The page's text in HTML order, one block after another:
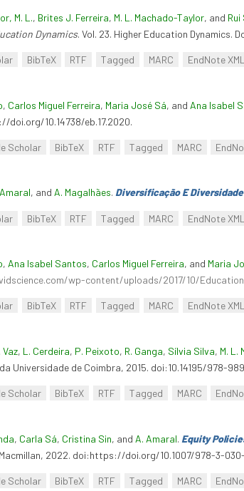
M. L., Brites J. Ferreira, M. L. Machado-Taylor, and
Dynamics. Vol. 23. Higher Education Dynamics.
BibTeX RTF Tagged MARC EndNote XML
, Carlos Miguel Ferreira, Maria José Sá, and Ana Isabel
doi.org/10.14738/eb.17.2020.
Scholar BibTeX RTF Tagged MARC
, and A. Magalhães. Diversificação E
BibTeX RTF Tagged MARC EndNote XML
, Ana Isabel Santos, Carlos Miguel Ferreira, and Maria
wp-content/uploads/2017/10/
BibTeX RTF Tagged MARC EndNote XML
Vaz, L. Cerdeira, P. Peixoto, R. Ganga, Sílvia Silva, M. L.
Universidade de Coimbra, 2015. doi:10.14195/978-
Scholar BibTeX RTF Tagged MARC
, Carla Sá, Cristina Sin, and A. Amaral. Equity
2022. doi:https://doi.org/10.1007/978-3-
Scholar BibTeX RTF Tagged MARC